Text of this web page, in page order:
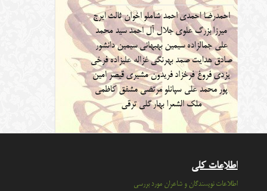
احمدرضا احمدیاحمد شاملواخوان ثالث ایرج
میرزابزرگ علوی جلال آل احمد سید محمد
علی جمالزاده سیمین بهبهانیسیمین دانشور
صادق هدایتصمد بهرنگیغزاله علیزادهفرخی
یزدیفروغ فرخزاد فریدون مشیری قیصر امین
پور محمد علی سپانلو مرتضی مشفق کاظمی
ملک الشعرا بهارگلی ترقی
اطلاعات کلی
اطلاعات نویسندگان و شاعران مورد بررسی